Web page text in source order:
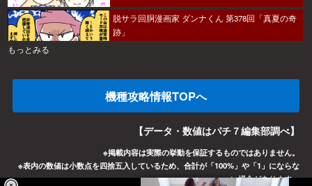
脱サラ回胴漫画家 ダンナくん 第378回「真夏の奇
跡」
もっとみる
機種攻略情報TOPへ
【データ・数値はパチ７編集部調べ】
※掲載内容は実際の挙動を保証するものではありません。
※表内の数値は小数点を四捨五入しているため、合計が「100%」や「1」にならな
い場合があります。